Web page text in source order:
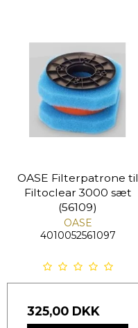
OASE Filterpatrone til
Filtoclear 3000 sæt
(56109)
OASE
4010052561097
325,00 DKK